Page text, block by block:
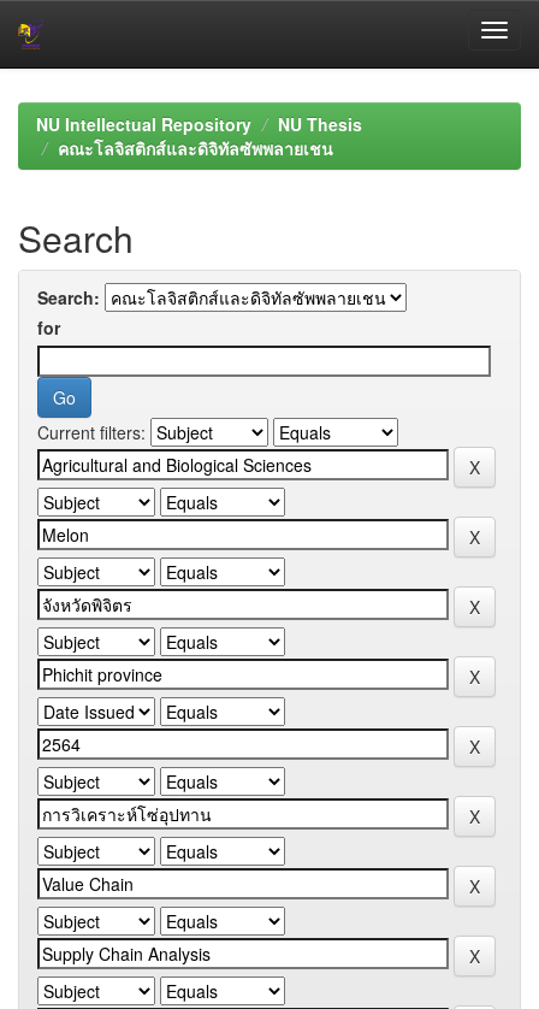
navigationNU Intellectual Repository
NU Thesis
คณะโลจิสติกส์และดิจิทัลซัพพลายเชน
Search
Search:
for
Current filters: